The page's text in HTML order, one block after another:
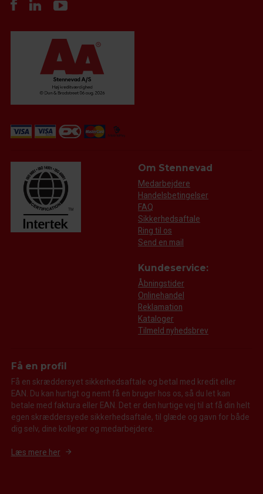
Om Stennevad
Medarbejdere
Handelsbetingelser
FAQ
Sikkerhedsaftale
Ring til os
Send en mail
Kundeservice:
Åbningstider
Onlinehandel
Reklamation
Kataloger
Tilmeld nyhedsbrev
Få en profil
Få en skræddersyet sikkerhedsaftale og betal med kredit eller
EAN. Du kan hurtigt og nemt få en bruger hos os, så du let kan
betale med faktura eller EAN. Det er den hurtige vej til at få din helt
egen skræddersyede sikkerhedsaftale, til glæde og gavn for både
dig selv, dine kolleger og medarbejdere.
Læs mere her